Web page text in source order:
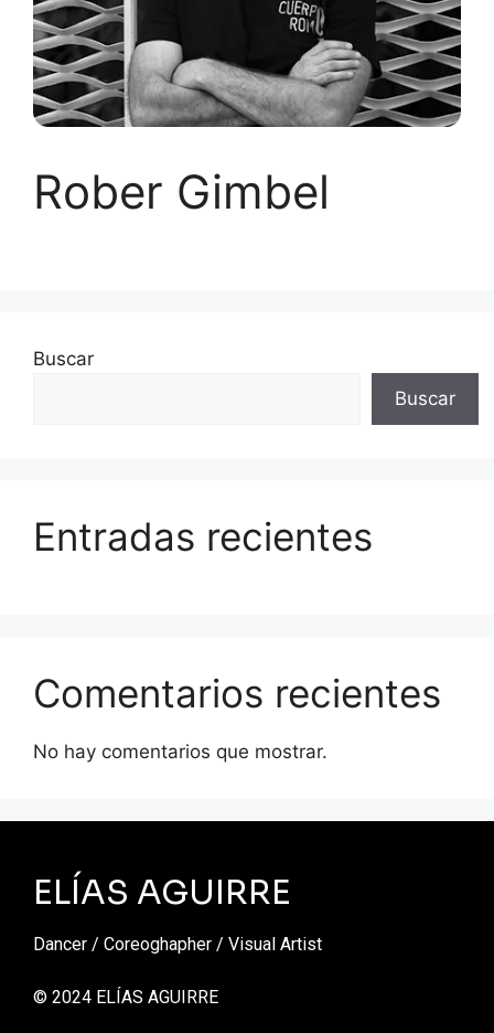
Rober Gimbel
Buscar
Buscar
Entradas recientes
Comentarios recientes
No hay comentarios que mostrar.
ELÍAS AGUIRRE
Dancer / Coreoghapher / Visual Artist
© 2024 ELÍAS AGUIRRE